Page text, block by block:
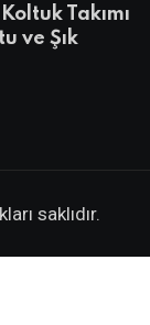
Takımı
ve Şık
saklıdır.